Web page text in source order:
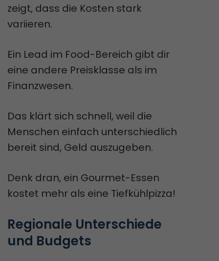
zeigt, dass die Kosten stark
variieren.
Ein Lead im Food-Bereich gibt dir
eine andere Preisklasse als im
Finanzwesen.
Das klärt sich schnell, weil die
Menschen einfach unterschiedlich
bereit sind, Geld auszugeben.
Denk dran, ein Gourmet-Essen
kostet mehr als eine Tiefkühlpizza!
Regionale Unterschiede
und Budgets